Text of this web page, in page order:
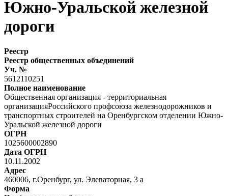
Южно-Уральской железной
дороги
Реестр
Реестр общественных объединений
Уч. №
5612110251
Полное наименование
Общественная организация - территориальная
организацияРоссийского профсоюза железнодорожников и
транспортных строителей на Оренбургском отделении Южно-
Уральской железной дороги
ОГРН
1025600002890
Дата ОГРН
10.11.2002
Адрес
460006, г.Оренбург, ул. Элеваторная, 3 а
Форма